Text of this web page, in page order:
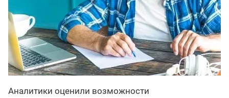
Аналитики оценили возможности